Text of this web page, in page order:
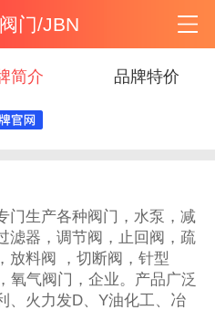
门/JBN
简介 品牌特价
门生产各种阀门，水泵，减
滤器，调节阀，止回阀，疏
放料阀 ，切断阀，针型
氧气阀门，企业。产品广泛
、火力发D、Y油化工、冶